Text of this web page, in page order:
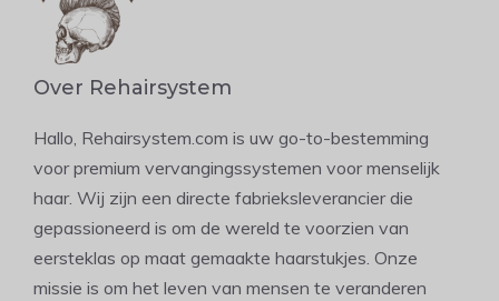
Over Rehairsystem
Hallo, Rehairsystem.com is uw go-to-bestemming
voor premium vervangingssystemen voor menselijk
haar. Wij zijn een directe fabrieksleverancier die
gepassioneerd is om de wereld te voorzien van
eersteklas op maat gemaakte haarstukjes. Onze
missie is om het leven van mensen te veranderen